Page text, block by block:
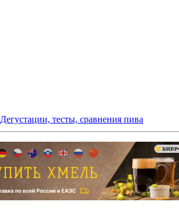
Дегустации, тесты, сравнения пива